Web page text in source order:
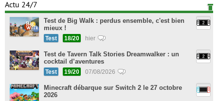
Actu 24/7
Test de Big Walk : perdus ensemble, c'est bien
mieux !
Test 18/20 hier
Test de Tavern Talk Stories Dreamwalker : un
cocktail d’aventures
Test 19/20 07/08/2026
Minecraft débarque sur Switch 2 le 27 octobre
2026